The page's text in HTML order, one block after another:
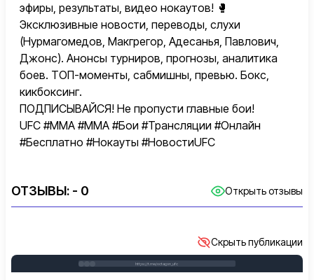
эфиры, результаты, видео нокаутов! 🥊
Эксклюзивные новости, переводы, слухи
(Нурмагомедов, Макгрегор, Адесанья, Павлович,
Джонс). Анонсы турниров, прогнозы, аналитика
боев. ТОП-моменты, сабмишны, превью. Бокс,
кикбоксинг.
ПОДПИСЫВАЙСЯ! Не пропусти главные бои!
UFC #MMA #ММА #Бои #Трансляции #Онлайн
#Бесплатно #Нокауты #НовостиUFC
ОТЗЫВЫ: - 0 Открыть отзывы
Скрыть публикации
https://t.me/octagon_ufc